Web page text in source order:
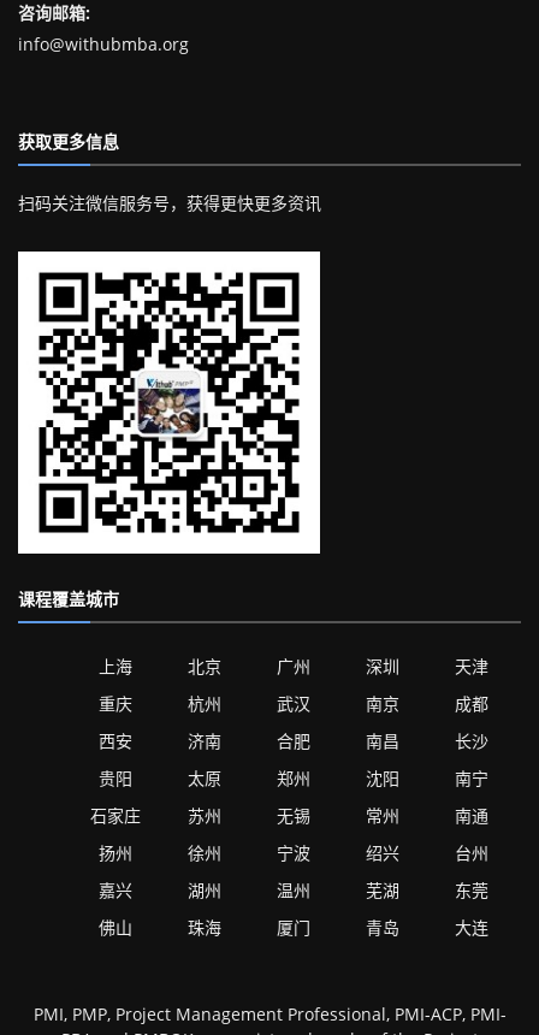
咨询邮箱:
info@withubmba.org
获取更多信息
扫码关注微信服务号，获得更快更多资讯
课程覆盖城市
上海 北京 广州 深圳
天津
重庆
杭州 武汉 南京
成都
西安
济南 合肥 南昌
长沙
贵阳
太原 郑州 沈阳
南宁
石家庄
苏州 无锡 常州
南通
扬州
徐州 宁波 绍兴
台州
嘉兴
湖州 温州 芜湖
东莞
佛山
珠海 厦门 青岛 大连
PMI, PMP, Project Management Professional, PMI-ACP, PMI-